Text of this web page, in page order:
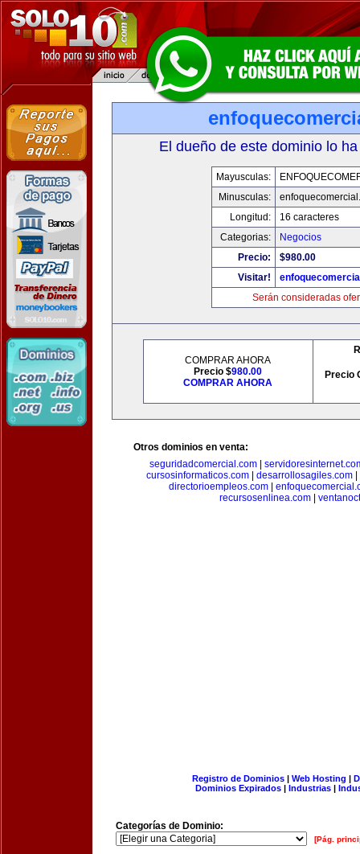
El dueño de este dominio lo
Mayusculas:
Minusculas:
Longitud:
16 caracteres
Categorias:
Negocios
Precio:
$980.00
Visitar!
Serán consideradas
COMPRAR AHORA
Precio $980.00
COMPRAR AHORA
Precio
Otros dominios en venta:
seguridadcomercial.com|
cursosinformaticos.com
desarrollosagiles.com
directorioempleos.com
recursosenlinea.com|
Registro de Dominios| Web Hosting |
Dominios Expirados | Industrias |
Categorías de Dominio:
[Pág.